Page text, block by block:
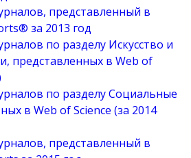
представленный в
за 2013 год
по разделу Искусство и
представленных в Web of
по разделу Социальные
в Web of Science (за 2014
представленный в